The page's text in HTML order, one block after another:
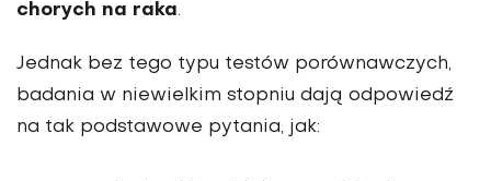
chorych na raka.
Jednak bez tego typu testów porównawczych,
badania w niewielkim stopniu dają odpowiedź
na tak podstawowe pytania, jak: